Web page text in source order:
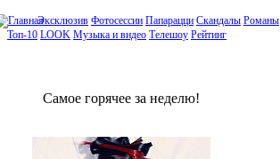
Эксклюзив Фотосессии Папарацци Скандалы Романы
Топ-10 LOOK Музыка и видео Телешоу Рейтинг
Сaмое гoрячее за неделю!